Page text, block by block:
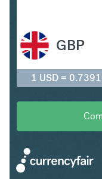
GBP
1 USD =